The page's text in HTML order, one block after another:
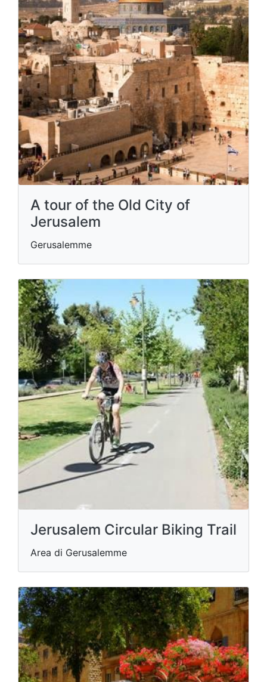
A tour of the Old City of
Jerusalem
Gerusalemme
Jerusalem Circular Biking Trail
Area di Gerusalemme